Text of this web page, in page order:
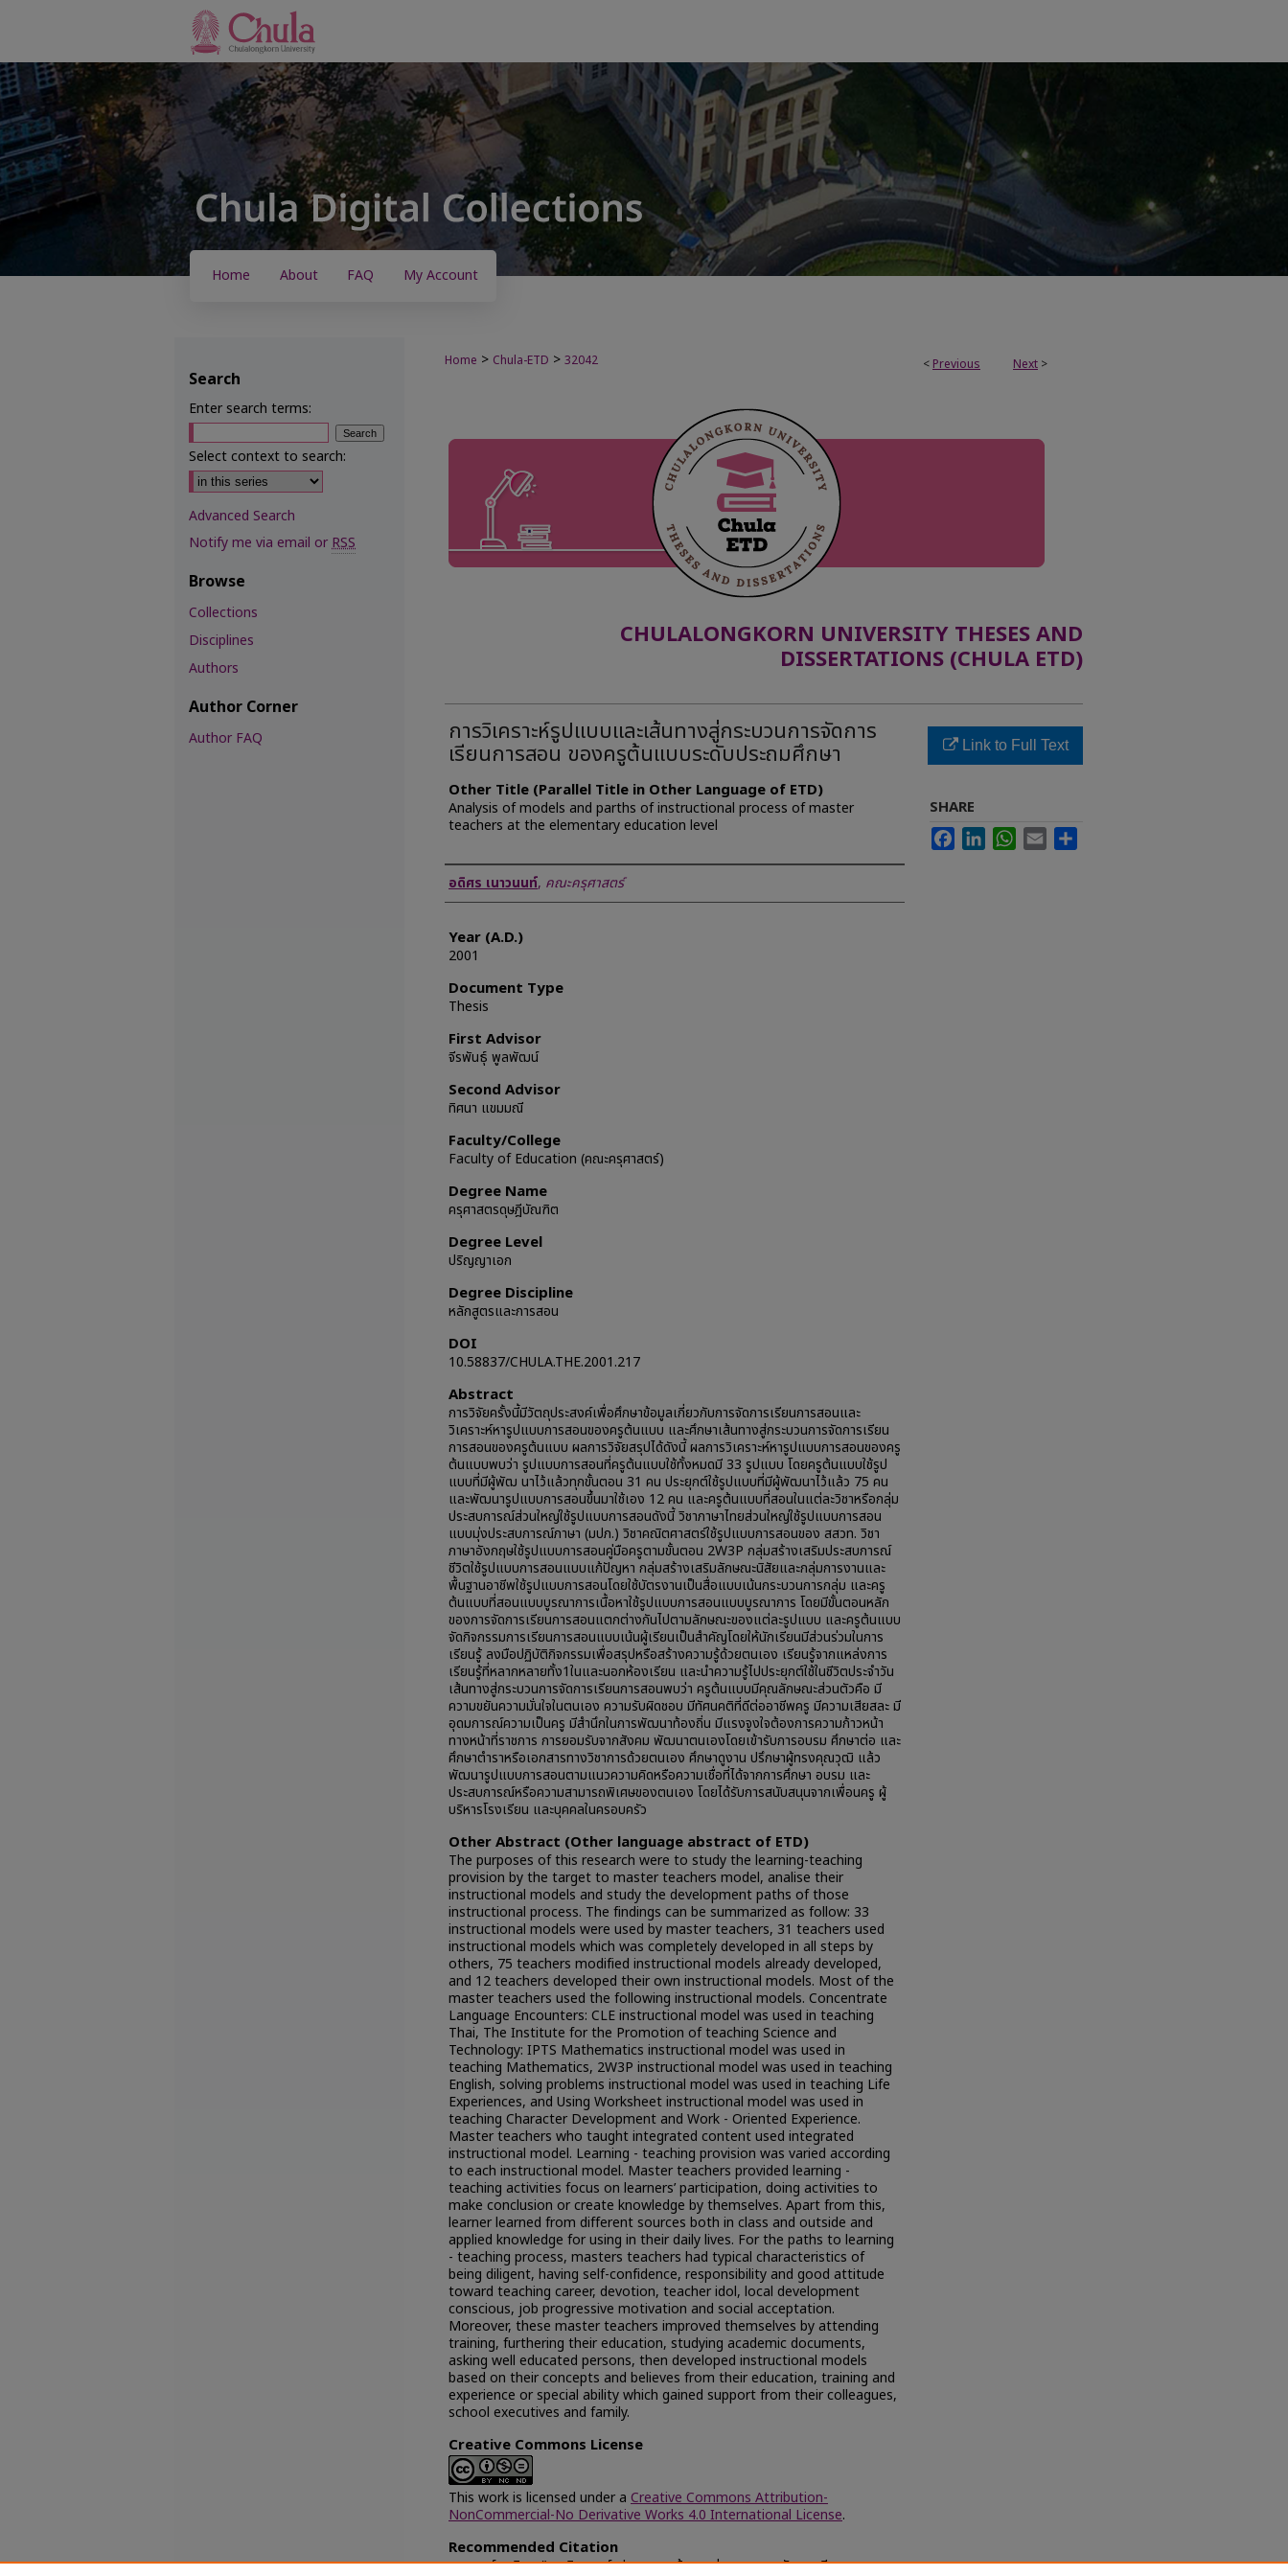
Home About FAQ My Account
< Previous Next >
Home > Chula-ETD > 32042
CHULALONGKORN UNIVERSITY THESES AND
DISSERTATIONS (CHULA ETD)
การวิเคราะห์รูปแบบและเส้นทางสู่กระบวนการจัดการ
เรียนการสอน ของครูต้นแบบระดับประถมศึกษา
Other Title (Parallel Title in Other Language of ETD)
Analysis of models and parths of instructional process of master
teachers at the elementary education level
Author
อดิศร เนาวนนท์, คณะครุศาสตร์
Year (A.D.)
2001
Document Type
Thesis
First Advisor
จีรพันธุ์ พูลพัฒน์
Second Advisor
ทิศนา แขมมณี
Faculty/College
Faculty of Education (คณะครุศาสตร์)
Degree Name
ครุศาสตรดุษฎีบัณฑิต
Degree Level
ปริญญาเอก
Degree Discipline
หลักสูตรและการสอน
DOI
10.58837/CHULA.THE.2001.217
Abstract
การวิจัยครั้งนี้มีวัตถุประสงค์เพื่อศึกษาข้อมูลเกี่ยวกับการจัดการเรียนการสอนและ
วิเคราะห์หารูปแบบการสอนของครูต้นแบบ และศึกษาเส้นทางสู่กระบวนการจัดการเรียน
การสอนของครูต้นแบบ ผลการวิจัยสรุปได้ดังนี้ ผลการวิเคราะห์หารูปแบบการสอนของครู
ต้นแบบพบว่า รูปแบบการสอนที่ครูต้นแบบใช้ทั้งหมดมี 33 รูปแบบ โดยครูต้นแบบใช้รูป
แบบที่มีผู้พัฒ นาไว้แล้วทุกขั้นตอน 31 คน ประยุกต์ใช้รูปแบบที่มีผู้พัฒนาไว้แล้ว 75 คน
และพัฒนารูปแบบการสอนขึ้นมาใช้เอง 12 คน และครูต้นแบบที่สอนในแต่ละวิชาหรือกลุ่ม
ประสบการณ์ส่วนใหญ่ใช้รูปแบบการสอนดังนี้ วิชาภาษาไทยส่วนใหญ่ใช้รูปแบบการสอน
แบบมุ่งประสบการณ์ภาษา (มปภ.) วิชาคณิตศาสตร์ใช้รูปแบบการสอนของ สสวท. วิชา
ภาษาอังกฤษใช้รูปแบบการสอนคู่มือครูตามขั้นตอน 2W3P กลุ่มสร้างเสริมประสบการณ์
ชีวิตใช้รูปแบบการสอนแบบแก้ปัญหา กลุ่มสร้างเสริมลักษณะนิสัยและกลุ่มการงานและ
พื้นฐานอาชีพใช้รูปแบบการสอนโดยใช้บัตรงานเป็นสื่อแบบเน้นกระบวนการกลุ่ม และครู
ต้นแบบที่สอนแบบบูรณาการเนื้อหาใช้รูปแบบการสอนแบบบูรณาการ โดยมีขั้นตอนหลัก
ของการจัดการเรียนการสอนแตกต่างกันไปตามลักษณะของแต่ละรูปแบบ และครูต้นแบบ
จัดกิจกรรมการเรียนการสอนแบบเน้นผู้เรียนเป็นสำคัญโดยให้นักเรียนมีส่วนร่วมในการ
เรียนรู้ ลงมือปฏิบัติกิจกรรมเพื่อสรุปหรือสร้างความรู้ด้วยตนเอง เรียนรู้จากแหล่งการ
เรียนรู้ที่หลากหลายทั้ง1ในและนอกห้องเรียน และนำความรู้ไปประยุกต์ใช้ในชีวิตประจำวัน
เส้นทางสู่กระบวนการจัดการเรียนการสอนพบว่า ครูต้นแบบมีคุณลักษณะส่วนตัวคือ มี
ความขยันความมั่นใจในตนเอง ความรับผิดชอบ มีทัศนคติที่ดีต่ออาชีพครู มีความเสียสละ มี
อุดมการณ์ความเป็นครู มีสำนึกในการพัฒนาท้องถิ่น มีแรงจูงใจต้องการความก้าวหน้า
ทางหน้าที่ราชการ การยอมรับจากสังคม พัฒนาตนเองโดยเข้ารับการอบรม ศึกษาต่อ และ
ศึกษาตำราหรือเอกสารทางวิชาการด้วยตนเอง ศึกษาดูงาน ปรึกษาผู้ทรงคุณวุฒิ แล้ว
พัฒนารูปแบบการสอนตามแนวความคิดหรือความเชื่อที่ได้จากการศึกษา อบรม และ
ประสบการณ์หรือความสามารถพิเศษของตนเอง โดยได้รับการสนับสนุนจากเพื่อนครู ผู้
บริหารโรงเรียน และบุคคลในครอบครัว
Other Abstract (Other language abstract of ETD)
The purposes of this research were to study the learning-teaching
provision by the target to master teachers model, analise their
instructional models and study the development paths of those
instructional process. The findings can be summarized as follow: 33
instructional models were used by master teachers, 31 teachers used
instructional models which was completely developed in all steps by
others, 75 teachers modified instructional models already developed,
and 12 teachers developed their own instructional models. Most of the
master teachers used the following instructional models. Concentrate
Language Encounters: CLE instructional model was used in teaching
Thai, The Institute for the Promotion of teaching Science and
Technology: IPTS Mathematics instructional model was used in
teaching Mathematics, 2W3P instructional model was used in teaching
English, solving problems instructional model was used in teaching Life
Experiences, and Using Worksheet instructional model was used in
teaching Character Development and Work - Oriented Experience.
Master teachers who taught integrated content used integrated
instructional model. Learning - teaching provision was varied according
to each instructional model. Master teachers provided learning -
teaching activities focus on learners’ participation, doing activities to
make conclusion or create knowledge by themselves. Apart from this,
learner learned from different sources both in class and outside and
applied knowledge for using in their daily lives. For the paths to learning
- teaching process, masters teachers had typical characteristics of
being diligent, having self-confidence, responsibility and good attitude
toward teaching career, devotion, teacher idol, local development
conscious, job progressive motivation and social acceptation.
Moreover, these master teachers improved themselves by attending
training, furthering their education, studying academic documents,
asking well educated persons, then developed instructional models
based on their concepts and believes from their education, training and
experience or special ability which gained support from their colleagues,
school executives and family.
Creative Commons License
This work is licensed under a Creative Commons Attribution-
NonCommercial-No Derivative Works 4.0 International License.
Recommended Citation
เนาวนนท์, อดิศร, "การวิเคราะห์รูปแบบและเส้นทางสู่กระบวนการจัดการเรียนการสอน
Link to Full Text
SHARE
FacebookLinkedInWhatsApp
Email
Search
Enter search terms:
Select context to search:
Advanced Search
Notify me via email orRSS
Browse
Collections
Disciplines
Authors
Author Corner
Author FAQ